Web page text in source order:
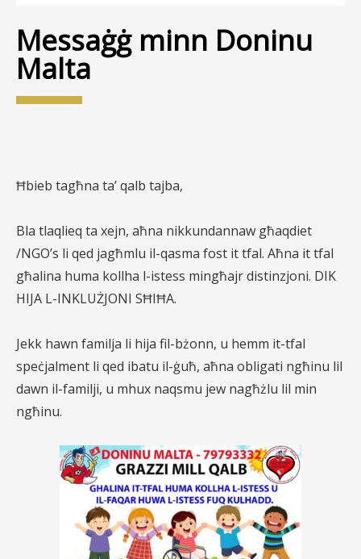
Messaġġ minn Doninu
Malta
Ħbieb tagħna ta’ qalb tajba,
Bla tlaqlieq ta xejn, aħna nikkundannaw għaqdiet
/NGO’s li qed jagħmlu il-qasma fost it tfal. Aħna it tfal
għalina huma kollha l-istess mingħajr distinzjoni. DIK
HIJA L-INKLUŻJONI SĦIĦA.
Jekk hawn familja li hija fil-bżonn, u hemm it-tfal
speċjalment li qed ibatu il-ġuħ, aħna obligati ngħinu lil
dawn il-familji, u mhux naqsmu jew nagħżlu lil min
ngħinu.